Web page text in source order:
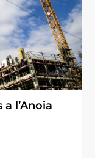
l’Anoia